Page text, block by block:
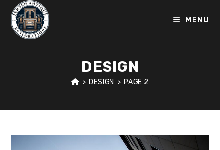
MENU
DESIGN
> DESIGN > PAGE 2